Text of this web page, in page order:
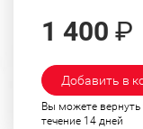
1 400 ₽
Добавить в
Вы можете вернуть
течение 14 дней